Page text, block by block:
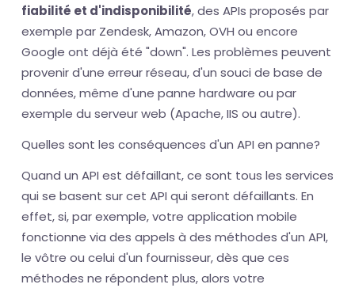
fiabilité et d'indisponibilité, des APIs proposés par
exemple par Zendesk, Amazon, OVH ou encore
Google ont déjà été "down". Les problèmes peuvent
provenir d'une erreur réseau, d'un souci de base de
données, même d'une panne hardware ou par
exemple du serveur web (Apache, IIS ou autre).
Quelles sont les conséquences d'un API en panne?
Quand un API est défaillant, ce sont tous les services
qui se basent sur cet API qui seront défaillants. En
effet, si, par exemple, votre application mobile
fonctionne via des appels à des méthodes d'un API,
le vôtre ou celui d'un fournisseur, dès que ces
méthodes ne répondent plus, alors votre